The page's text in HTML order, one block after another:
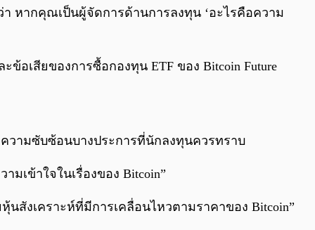
หากคุณเป็นผู้จัดการด้านการลงทุน ‘อะไรคือความ
เสียของการซื้อกองทุน ETF ของ Bitcoin Future
วามซับซ้อนบางประการที่นักลงทุนควรทราบ
เข้าใจในเรื่องของ Bitcoin”
งเคราะห์ที่มีการเคลื่อนไหวตามราคาของ Bitcoin”